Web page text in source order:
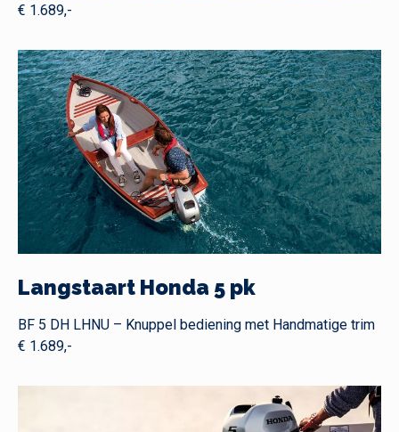
€ 1.689,-
Langstaart Honda 5 pk
BF 5 DH LHNU – Knuppel bediening met Handmatige trim
€ 1.689,-